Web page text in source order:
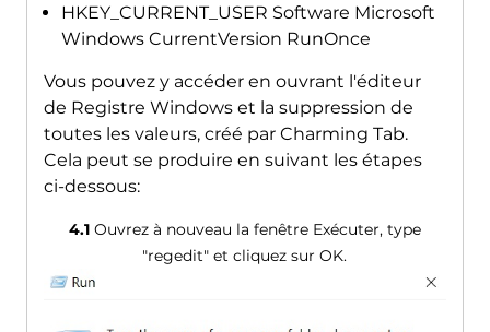
HKEY_CURRENT_USER Software Microsoft
Windows CurrentVersion RunOnce
Vous pouvez y accéder en ouvrant l'éditeur
de Registre Windows et la suppression de
toutes les valeurs, créé par Charming Tab.
Cela peut se produire en suivant les étapes
ci-dessous:
4.1Ouvrez à nouveau la fenêtre Exécuter, type
"regedit" et cliquez sur OK.